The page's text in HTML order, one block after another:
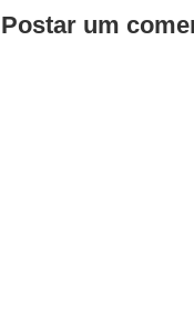
Postar um